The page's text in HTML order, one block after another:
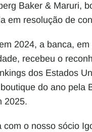
Baker & Maruri,
em resolução de
2024, a banca,
recebeu o
dos Estados
do ano pela
2025.
com o nosso sócio